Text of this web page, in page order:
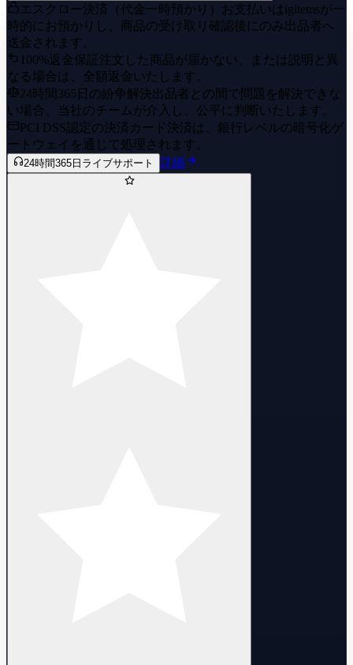
エスクロー決済（代金一時預かり） お支払いはigitemsが一
時的にお預かりし、商品の受け取り確認後にのみ出品者へ
送金されます。
100%返金保証 注文した商品が届かない、または説明と異
なる場合は、全額返金いたします。
24時間365日の紛争解決出品者との間で問題を解決できな
い場合、当社のチームが介入し、公平に判断いたします。
PCI DSS認定の決済 カード決済は、銀行レベルの暗号化ゲ
ートウェイを通じて処理されます。
24時間365日ライブサポート 詳細